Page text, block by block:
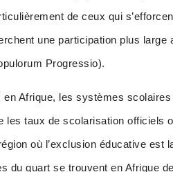
de ceux qui
une participation plus large
Progressio).
en Afrique, les systèmes
les taux de scolarisation officiels
où l’exclusion éducative
du quart se trouvent en Afrique